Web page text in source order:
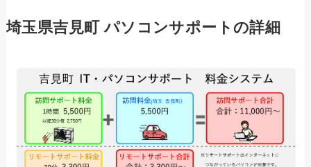
埼玉県吉見町 パソコンサポートの詳細